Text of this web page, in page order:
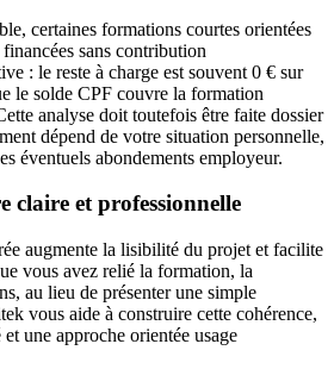
certaines formations courtes orientées
sans contribution
: le reste à charge est souvent 0 € sur
le solde CPF couvre la formation
analyse doit toutefois être faite dossier
dépend de votre situation personnelle,
éventuels abondements employeur.
claire et professionnelle
augmente la lisibilité du projet et facilite
vous avez relié la formation, la
au lieu de présenter une simple
vous aide à construire cette cohérence,
une approche orientée usage